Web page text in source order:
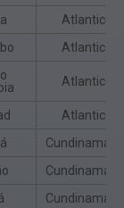
Atlantico
Atlantico
Atlantico
Atlantico